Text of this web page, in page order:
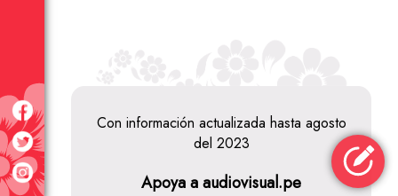
Con información actualizada hasta agosto
del 2023
Apoya a audiovisual.pe
Nawi
Producciones